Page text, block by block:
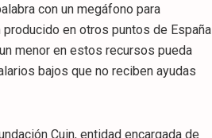
con un megáfono para
en otros puntos de España
menor en estos recursos pueda
bajos que no reciben ayudas
Cuin, entidad encargada de